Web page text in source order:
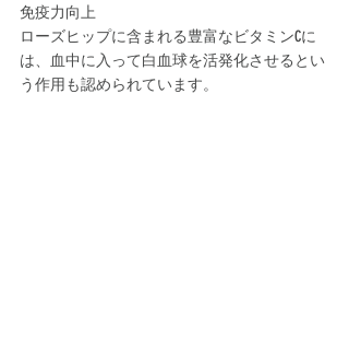
免疫力向上
ローズヒップに含まれる豊富なビタミンCに
は、血中に入って白血球を活発化させるとい
う作用も認められています。